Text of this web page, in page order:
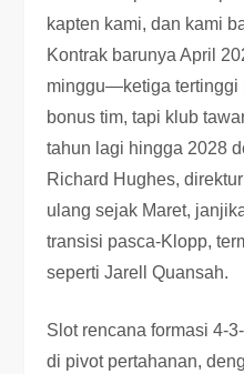
kapten kami, dan kami
Kontrak barunya April
minggu—ketiga
bonus tim, tapi klub
tahun lagi hingga 2028
Richard Hughes,
ulang sejak Maret,
transisi pasca-Klopp,
seperti Jarell Quansah.
Slot rencana formasi 4-
di pivot pertahanan,